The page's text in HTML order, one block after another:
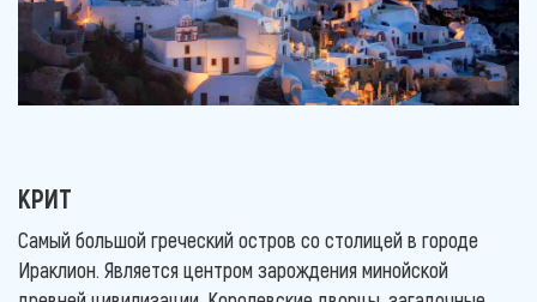
КРИТ
Самый большой греческий остров со столицей в городе
Ираклион. Является центром зарождения минойской